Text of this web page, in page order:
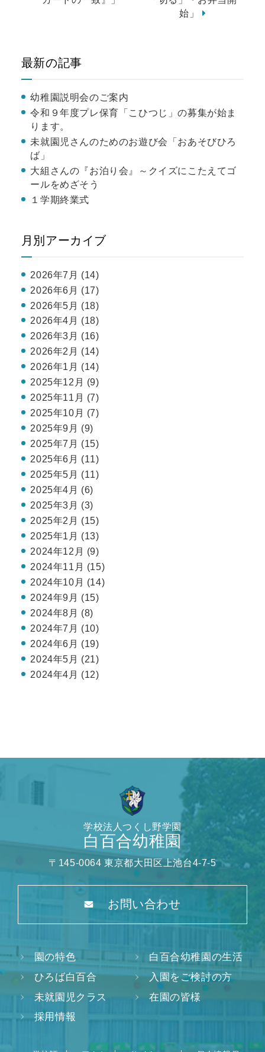
始」
最新の記事
幼稚園説明会のご案内
令和９年度プレ保育「こひつじ」の募集が始ま
ります。
未就園児さんのためのお遊び会「おあそびひろ
ば」
大組さんの『お泊り会』～クイズにこたえてゴ
ールをめざそう
１学期終業式
月別アーカイブ
2026年7月 (14)
2026年6月 (17)
2026年5月 (18)
2026年4月 (18)
2026年3月 (16)
2026年2月 (14)
2026年1月 (14)
2025年12月 (9)
2025年11月 (7)
2025年10月 (7)
2025年9月 (9)
2025年7月 (15)
2025年6月 (11)
2025年5月 (11)
2025年4月 (6)
2025年3月 (3)
2025年2月 (15)
2025年1月 (13)
2024年12月 (9)
2024年11月 (15)
2024年10月 (14)
2024年9月 (15)
2024年8月 (8)
2024年7月 (10)
2024年6月 (19)
2024年5月 (21)
2024年4月 (12)
学校法人つくし野学園
白百合幼稚園
〒145-0064 東京都大田区上池台4-7-5
お問い合わせ
園の特色
白百合幼稚園の生活
ひろば白百合
入園をご検討の方
未就園児クラス
在園の皆様
採用情報